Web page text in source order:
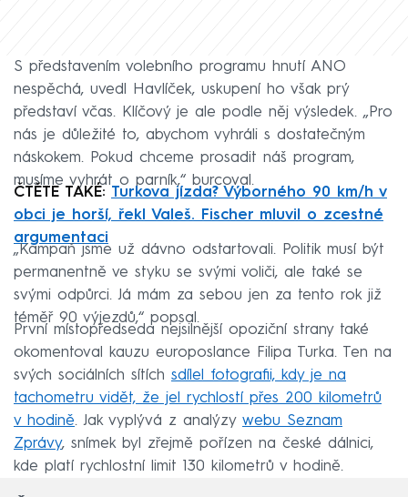
S představením volebního programu hnutí ANO
nespěchá, uvedl Havlíček, uskupení ho však prý
představí včas. Klíčový je ale podle něj výsledek. „Pro
nás je důležité to, abychom vyhráli s dostatečným
náskokem. Pokud chceme prosadit náš program,
musíme vyhrát o parník,“ burcoval.
ČTĚTE TAKÉ: Turkova jízda? Výborného 90 km/h v
obci je horší, řekl Valeš. Fischer mluvil o zcestné
argumentaci
„Kampaň jsme už dávno odstartovali. Politik musí být
permanentně ve styku se svými voliči, ale také se
svými odpůrci. Já mám za sebou jen za tento rok již
téměř 90 výjezdů,“ popsal.
První místopředseda nejsilnější opoziční strany také
okomentoval kauzu europoslance Filipa Turka. Ten na
svých sociálních sítích sdílel fotografii, kdy je na
tachometru vidět, že jel rychlostí přes 200 kilometrů
v hodině. Jak vyplývá z analýzy webu Seznam
Zprávy, snímek byl zřejmě pořízen na české dálnici,
kde platí rychlostní limit 130 kilometrů v hodině.